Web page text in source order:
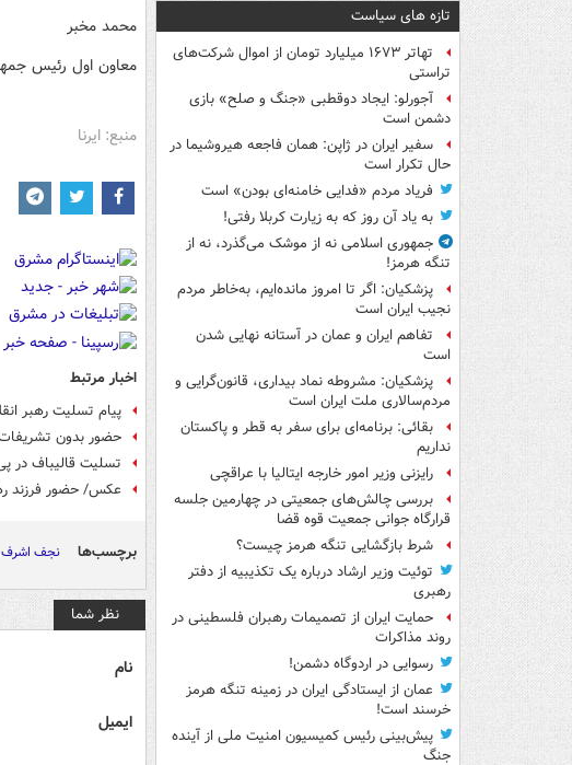
تازه های سیاست
تهاتر ۱۶۷۳ میلیارد تومان از اموال شرکت‌های
تراستی
آجورلو: ایجاد دوقطبی «جنگ و صلح‌» بازی
دشمن است
سفیر ایران در ژاپن: همان فاجعه هیروشیما در
حال تکرار است
فریاد مردم «فدایی خامنه‌ای بودن» است
به یاد آن روز که به زیارت کربلا رفتی!
جمهوری اسلامی نه از موشک می‌گذرد، نه از
تنگه هرمز!
پزشکیان: اگر تا امروز مانده‌ایم، به‌خاطر مردم
نجیب ایران است
تفاهم ایران و عمان در آستانه نهایی شدن
است
پزشکیان: مشروطه نماد بیداری، قانون‌گرایی و
مردم‌سالاری ملت ایران است
بقائی: برنامه‌ای برای سفر به قطر و پاکستان
نداریم
رایزنی وزیر امور خارجه ایتالیا با عراقچی
بررسی چالش‌های جمعیتی در چهارمین جلسه
قرارگاه جوانی جمعیت قوه قضا
شرط بازگشایی تنگه هرمز چیست؟
توئیت وزیر ارشاد درباره یک تکذیبیه از دفتر
رهبری
حمایت ایران از تصمیمات رهبران فلسطینی در
روند مذاکرات
رسوایی در اردوگاه دشمن!
عمان از ایستادگی ایران در زمینه تنگه هرمز
خرسند است!
پیش‌بینی رئیس کمیسیون امنیت ملی از آینده
جنگ
محمد مخبر
معاون اول رئیس
منبع: ایرنا
اخبار مرتبط
پیام تسلیت رهبر
حضور بدون تشریفات
تسلیت قالیباف در
عکس/ حضور فرزند
برچسب‌ها نجف اشرف
نظر شما
نام
ایمیل